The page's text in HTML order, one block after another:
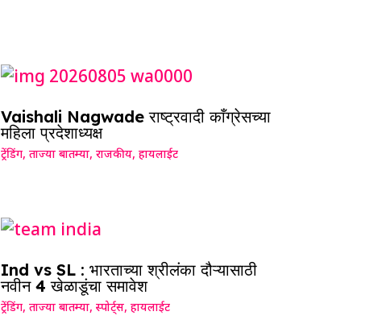
Vaishali Nagwade राष्ट्रवादी काँग्रेसच्या
महिला प्रदेशाध्यक्ष
ट्रेंडिंग,ताज्या बातम्या,राजकीय,हायलाईट
Ind vs SL : भारताच्या श्रीलंका दौऱ्यासाठी
नवीन 4 खेळाडूंचा समावेश
ट्रेंडिंग,ताज्या बातम्या,स्पोर्ट्स,हायलाईट